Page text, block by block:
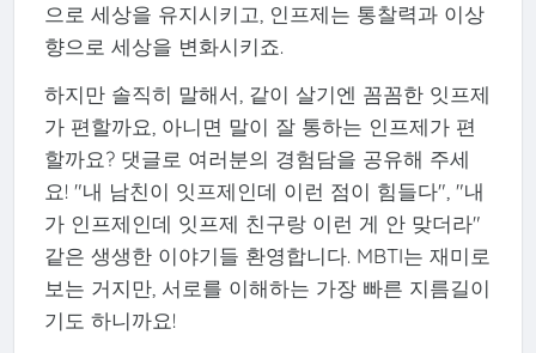
으로 세상을 유지시키고, 인프제는 통찰력과 이상
향으로 세상을 변화시키죠.
하지만 솔직히 말해서, 같이 살기엔 꼼꼼한 잇프제
가 편할까요, 아니면 말이 잘 통하는 인프제가 편
할까요? 댓글로 여러분의 경험담을 공유해 주세
요! "내 남친이 잇프제인데 이런 점이 힘들다", "내
가 인프제인데 잇프제 친구랑 이런 게 안 맞더라"
같은 생생한 이야기들 환영합니다. MBTI는 재미로
보는 거지만, 서로를 이해하는 가장 빠른 지름길이
기도 하니까요!